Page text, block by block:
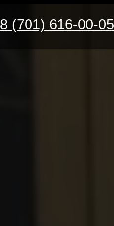
8 (701) 616-00-05